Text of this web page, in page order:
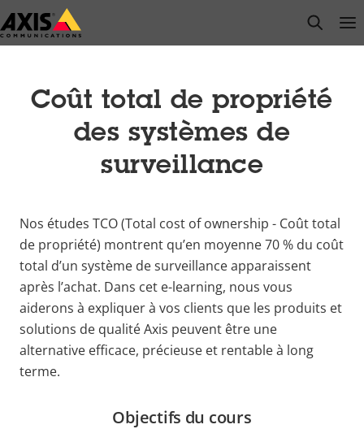
Passer
au
open
Coût total de propriété
des systèmes de
surveillance
Nos études TCO (Total cost of ownership - Coût total
de propriété) montrent qu’en moyenne 70 % du coût
total d’un système de surveillance apparaissent
après l’achat. Dans cet e-learning, nous vous
aiderons à expliquer à vos clients que les produits et
solutions de qualité Axis peuvent être une
alternative efficace, précieuse et rentable à long
terme.
Objectifs du cours